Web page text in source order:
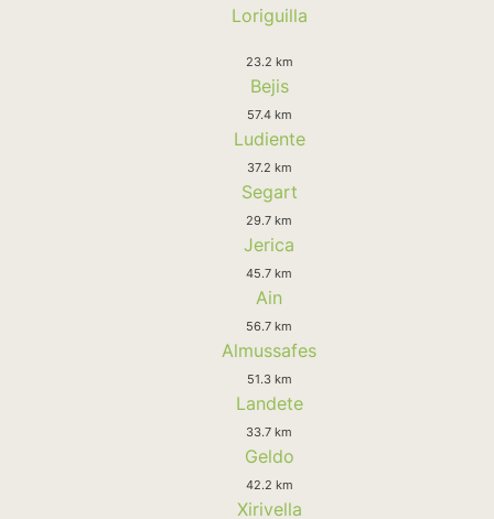
Loriguilla
23.2 km
Bejis
57.4 km
Ludiente
37.2 km
Segart
29.7 km
Jerica
45.7 km
Ain
56.7 km
Almussafes
51.3 km
Landete
33.7 km
Geldo
42.2 km
Xirivella